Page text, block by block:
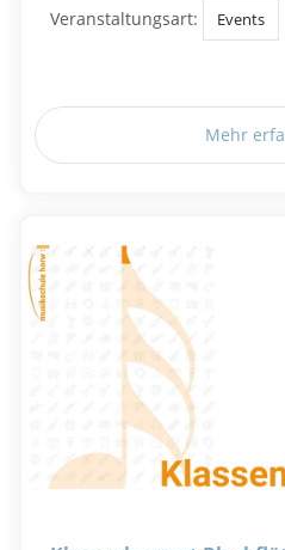
Veranstaltungsart: Events
Mehr